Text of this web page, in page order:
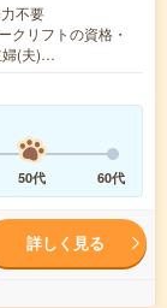
不要
クリフトの資格・
婦(夫)…
50代 60代
詳しく見る